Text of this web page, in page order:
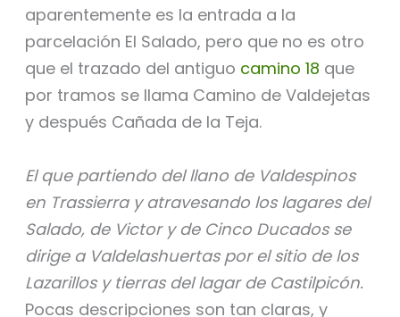
aparentemente es la entrada a la
parcelación El Salado, pero que no es otro
que el trazado del antiguo camino 18 que
por tramos se llama Camino de Valdejetas
y después Cañada de la Teja.
El que partiendo del llano de Valdespinos
en Trassierra y atravesando los lagares del
Salado, de Victor y de Cinco Ducados se
dirige a Valdelashuertas por el sitio de los
Lazarillos y tierras del lagar de Castilpicón.
Pocas descripciones son tan claras, y